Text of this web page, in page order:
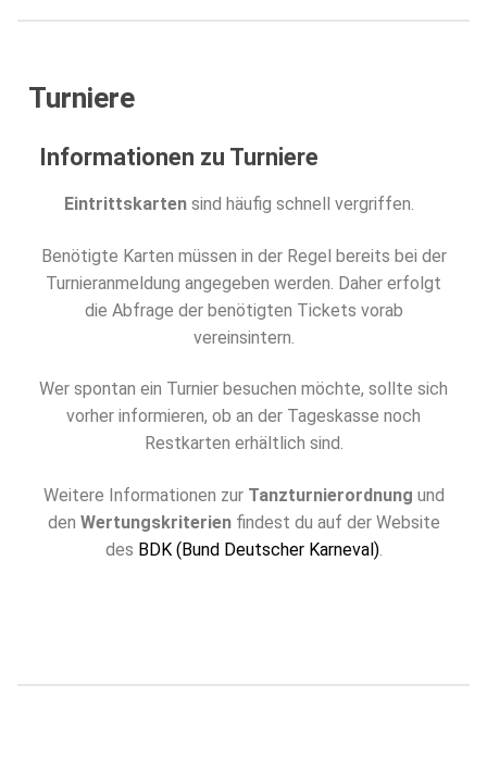
Turniere
Informationen zu Turniere
Eintrittskarten sind häufig schnell vergriffen.
Benötigte Karten müssen in der Regel bereits bei der
Turnieranmeldung angegeben werden. Daher erfolgt
die Abfrage der benötigten Tickets vorab
vereinsintern.
Wer spontan ein Turnier besuchen möchte, sollte sich
vorher informieren, ob an der Tageskasse noch
Restkarten erhältlich sind.
Weitere Informationen zur Tanzturnierordnung und
den Wertungskriterienfindest du auf der Website
des BDK (Bund Deutscher Karneval).